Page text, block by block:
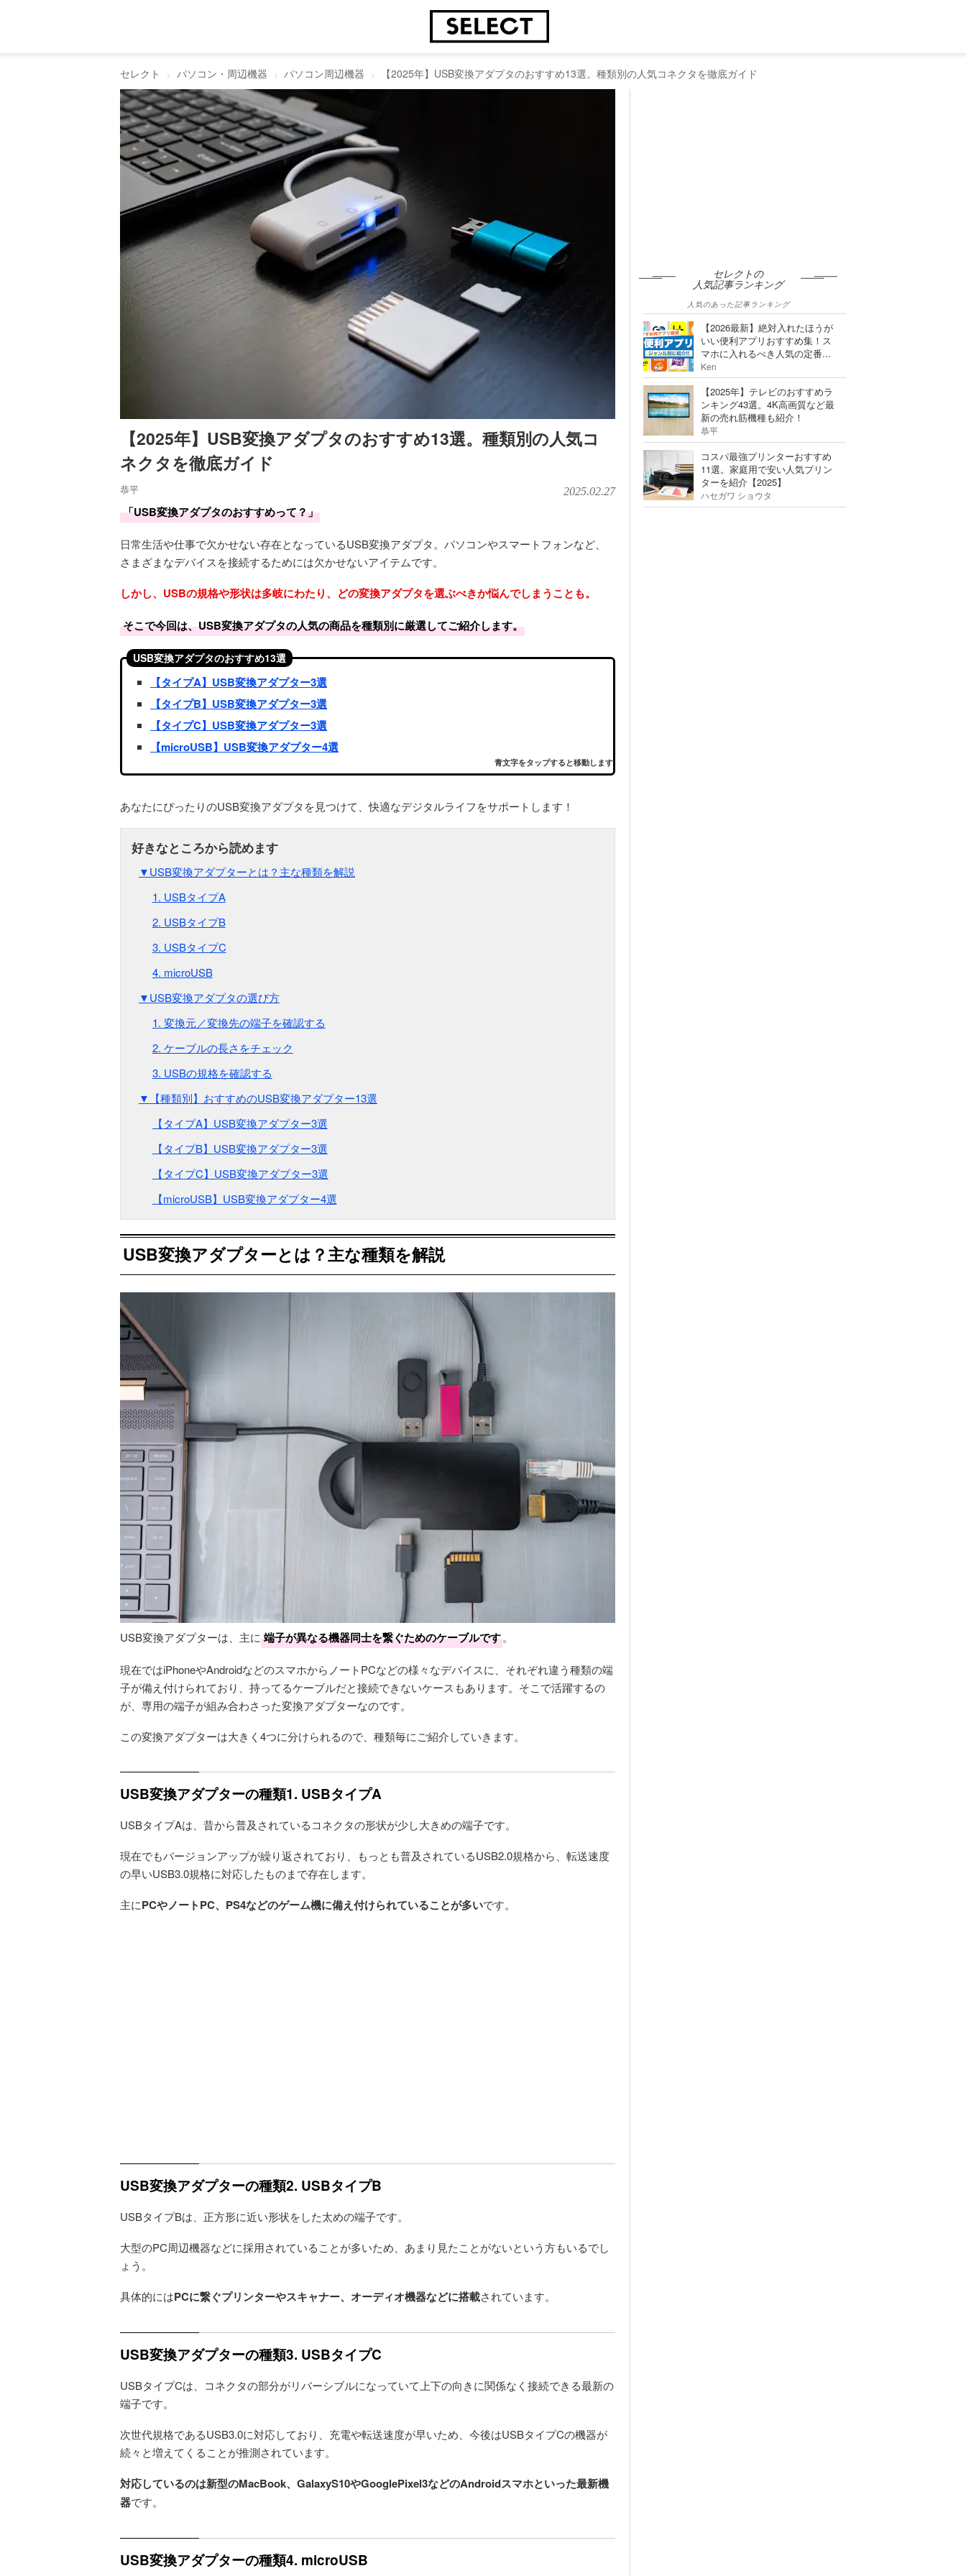
セレクト パソコン・周辺機器 パソコン周辺機器 【2025年】USB変換アダプタのおすすめ13選。種類別の人気コネクタを徹底ガイド
【2025年】USB変換アダプタのおすすめ13選。種類別の人気コ
ネクタを徹底ガイド
恭平 2025.02.27
「USB変換アダプタのおすすめって？」
日常生活や仕事で欠かせない存在となっているUSB変換アダプタ。パソコンやスマートフォンなど、
さまざまなデバイスを接続するためには欠かせないアイテムです。
しかし、USBの規格や形状は多岐にわたり、どの変換アダプタを選ぶべきか悩んでしまうことも。
そこで今回は、USB変換アダプタの人気の商品を種類別に厳選してご紹介します。
USB変換アダプタのおすすめ13選
【タイプA】USB変換アダプター3選
【タイプB】USB変換アダプター3選
【タイプC】USB変換アダプター3選
【microUSB】USB変換アダプター4選
青文字をタップすると移動します
あなたにぴったりのUSB変換アダプタを見つけて、快適なデジタルライフをサポートします！
▼USB変換アダプターとは？主な種類を解説
1. USBタイプA
2. USBタイプB
3. USBタイプC
4. microUSB
▼USB変換アダプタの選び方
1. 変換元／変換先の端子を確認する
2. ケーブルの長さをチェック
3. USBの規格を確認する
▼【種類別】おすすめのUSB変換アダプター13選
【タイプA】USB変換アダプター3選
【タイプB】USB変換アダプター3選
【タイプC】USB変換アダプター3選
【microUSB】USB変換アダプター4選
USB変換アダプターとは？主な種類を解説
USB変換アダプターは、主に 端子が異なる機器同士を繋ぐためのケーブルです。
現在ではiPhoneやAndroidなどのスマホからノートPCなどの様々なデバイスに、それぞれ違う種類の端
子が備え付けられており、持ってるケーブルだと接続できないケースもあります。そこで活躍するの
が、専用の端子が組み合わさった変換アダプターなのです。
この変換アダプターは大きく4つに分けられるので、種類毎にご紹介していきます。
USB変換アダプターの種類1. USBタイプA
USBタイプAは、昔から普及されているコネクタの形状が少し大きめの端子です。
現在でもバージョンアップが繰り返されており、もっとも普及されているUSB2.0規格から、転送速度
の早いUSB3.0規格に対応したものまで存在します。
主にPCやノートPC、PS4などのゲーム機に備え付けられていることが多いです。
USB変換アダプターの種類2. USBタイプB
USBタイプBは、正方形に近い形状をした太めの端子です。
大型のPC周辺機器などに採用されていることが多いため、あまり見たことがないという方もいるでし
ょう。
具体的にはPCに繋ぐプリンターやスキャナー、オーディオ機器などに搭載されています。
USB変換アダプターの種類3. USBタイプC
USBタイプCは、コネクタの部分がリバーシブルになっていて上下の向きに関係なく接続できる最新の
端子です。
次世代規格であるUSB3.0に対応しており、充電や転送速度が早いため、今後はUSBタイプCの機器が
続々と増えてくることが推測されています。
対応しているのは新型のMacBook、GalaxyS10やGooglePixel3などのAndroidスマホといった最新機
器です。
USB変換アダプターの種類4. microUSB
セレクトの
人気記事ランキング
人気のあった記事ランキング
【2026最新】絶対入れたほうが
いい便利アプリおすすめ集！ス
マホに入れるべき人気の定番...
Ken
【2025年】テレビのおすすめラ
ンキング43選。4K高画質など最
新の売れ筋機種も紹介！
恭平
コスパ最強プリンターおすすめ
11選。家庭用で安い人気プリン
ターを紹介【2025】
ハセガワ ショウタ